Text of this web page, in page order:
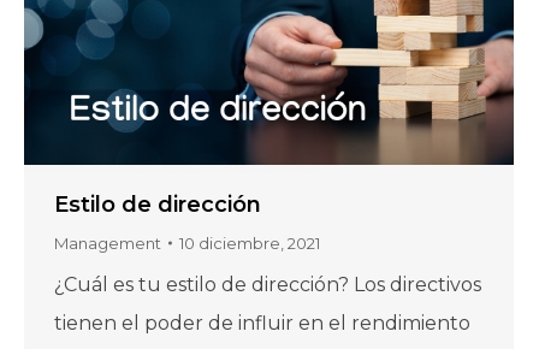
Estilo de dirección
Management 10 diciembre, 2021
¿Cuál es tu estilo de dirección? Los directivos
tienen el poder de influir en el rendimiento